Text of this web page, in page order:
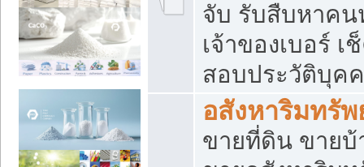
จับ รับสืบหาคน
เจ้าของเบอร์
สอบประวัติบุค
อสังหาริมทรัพ
ขายที่ดิน ขายบ้